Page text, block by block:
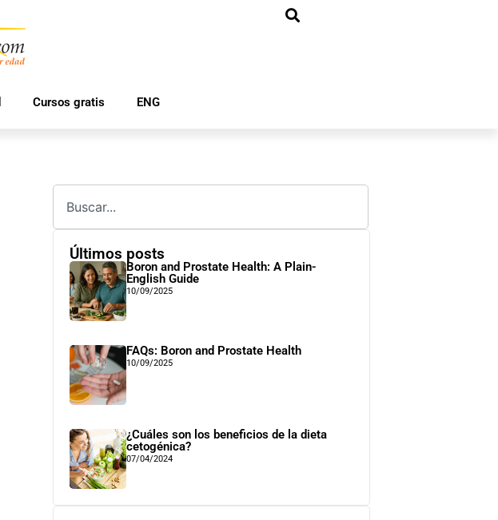
Cursos gratis ENG
Últimos posts
Boron and Prostate Health: A Plain-
English Guide
10/09/2025
FAQs: Boron and Prostate Health
10/09/2025
¿Cuáles son los beneficios de la dieta
cetogénica?
07/04/2024